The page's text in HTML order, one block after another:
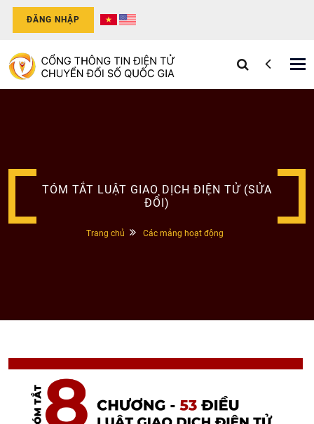
ĐĂNG NHẬP
TÓM TẮT LUẬT GIAO DỊCH ĐIỆN TỬ (SỬA
ĐỔI)
Trang chủ Các mảng hoạt động